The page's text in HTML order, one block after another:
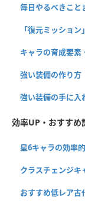
毎日やるべきこと
「復元ミッショ
キャラの育成要素
強い装備の作り方
強い装備の手に入
効率UP・おすすめ
星6キャラの効率
クラスチェンジキ
おすすめ低レア古